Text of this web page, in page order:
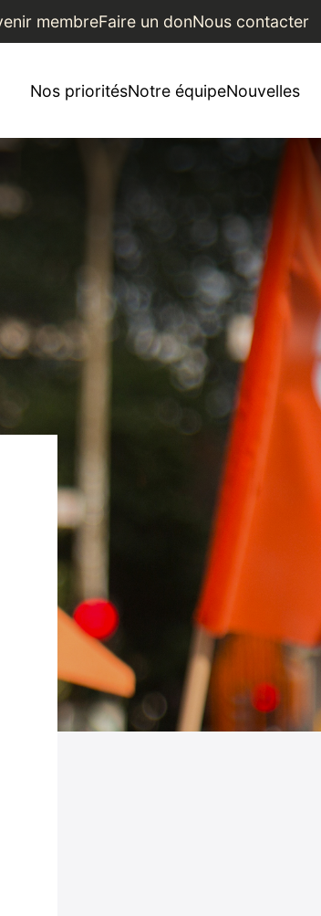
membreFaire un donNous contacter
Nos prioritésNotre équipeNouvelles